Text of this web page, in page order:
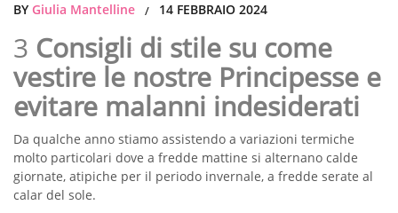
BY Giulia Mantelline / 14 FEBBRAIO 2024
3 Consigli di stile su come
vestire le nostre Principesse e
evitare malanni indesiderati
Da qualche anno stiamo assistendo a variazioni termiche
molto particolari dove a fredde mattine si alternano calde
giornate, atipiche per il periodo invernale, a fredde serate al
calar del sole.